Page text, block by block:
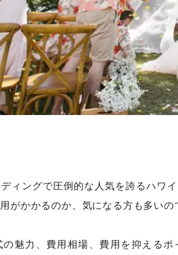
ィングで圧倒的な人気を誇るハワ
がかかるのか、気になる方も多いの
魅力、費用相場、費用を抑える